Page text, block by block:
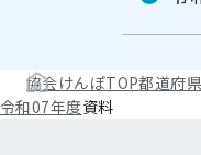
協会けんぽTOP都道府
令和07年度資料